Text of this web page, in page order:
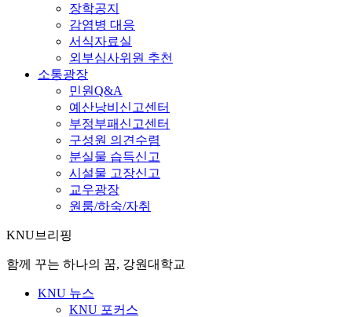
장학공지
감염병 대응
서식자료실
외부심사위원 추천
소통광장
민원Q&A
예산낭비신고센터
부정부패신고센터
구성원 의견수렴
분실물 습득신고
시설물 고장신고
교우광장
원룸/하숙/자취
KNU브리핑
함께 꾸는 하나의 꿈, 강원대학교
KNU 뉴스
KNU 포커스